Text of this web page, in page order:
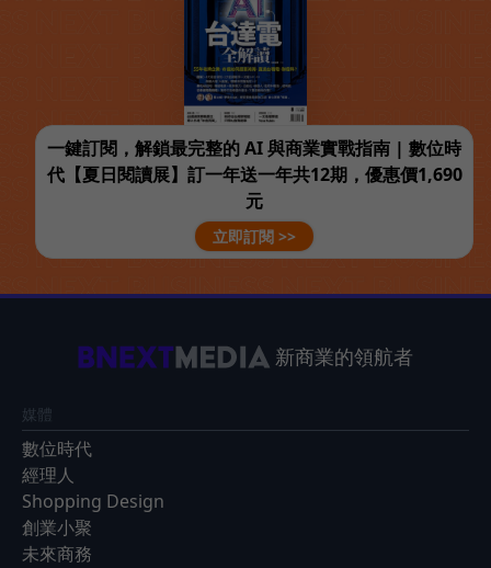
一鍵訂閱，解鎖最完整的 AI 與商業實戰指南 | 數位時
代【夏日閱讀展】訂一年送一年共12期，優惠價1,690
元
立即訂閱 >>
新商業的領航者
媒體
數位時代
經理人
Shopping Design
創業小聚
未來商務